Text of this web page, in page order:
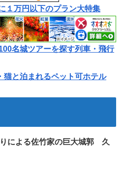
１万円以下のプラン大特集
名城ツアーを探す列車・飛行
猫と泊まれるペット可ホテル
による佐竹家の巨大城郭 久